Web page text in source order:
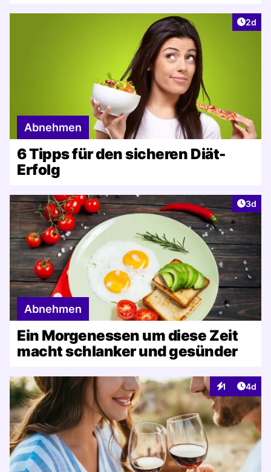
2d
Abnehmen
6 Tipps für den sicheren Diät-
Erfolg
3d
Abnehmen
Ein Morgenessen um diese Zeit
macht schlanker und gesünder
1
Interaktionen
4d